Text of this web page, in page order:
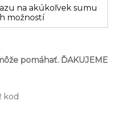
na akúkoľvek sumu
možností
pomáhať. ĎAKUJEME